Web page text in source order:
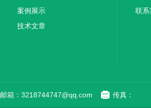
案例展示
技术文章
联系
邮箱：3218744747@qq.com 传真：